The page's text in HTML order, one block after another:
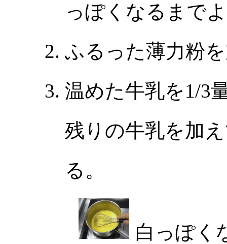
っぽくなるまで
ふるった薄力粉
温めた牛乳を1/3
残りの牛乳を加
る。
白っぽく